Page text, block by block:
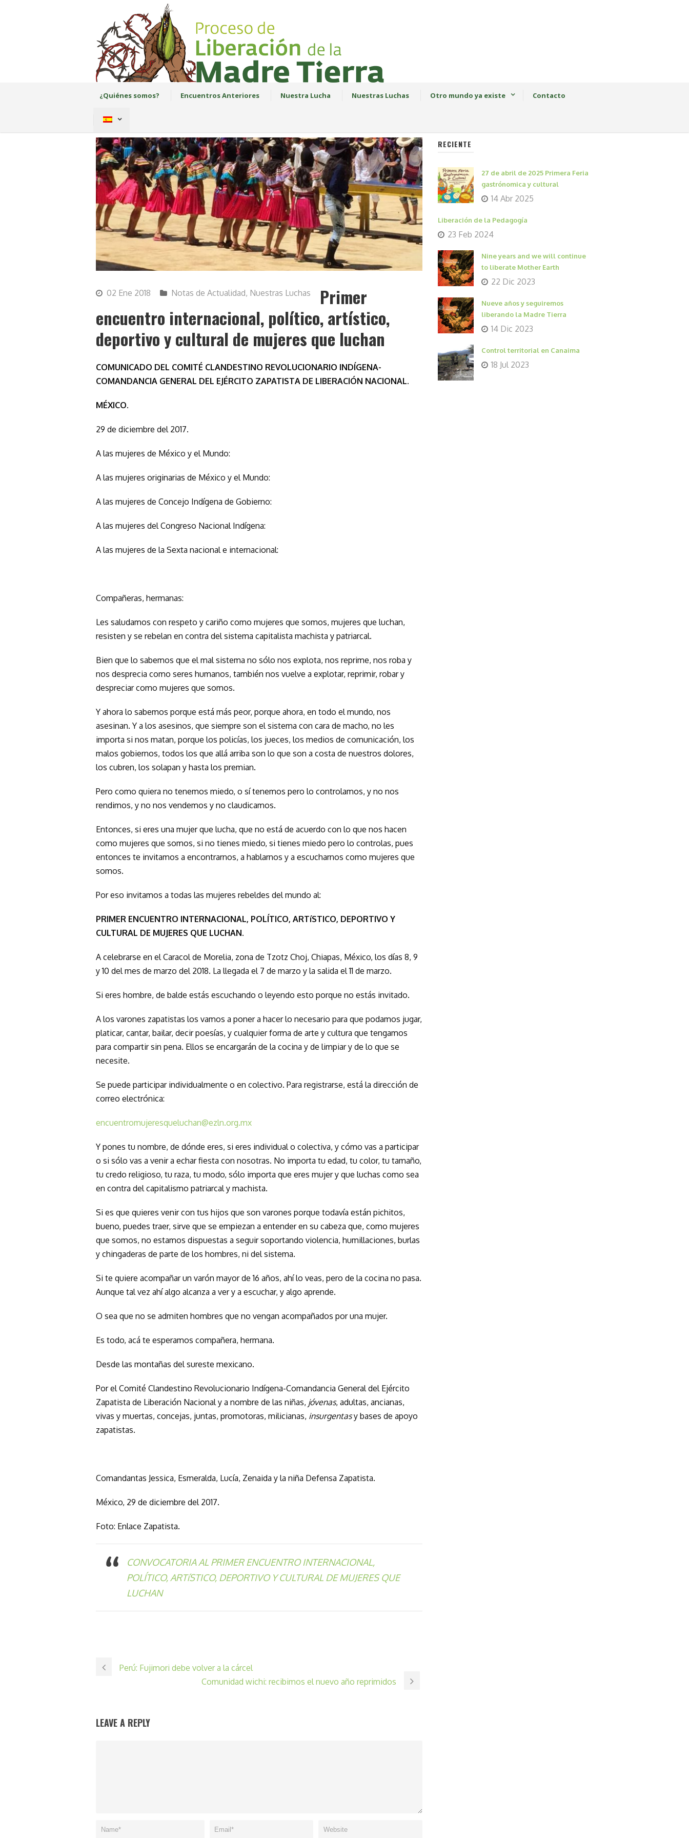
¿Quiénes somos? Encuentros Anteriores Nuestra Lucha Nuestras Luchas Otro mundo ya existe Contacto
02 Ene 2018 Notas de Actualidad, Nuestras Luchas
Primer
encuentro internacional, político, artístico,
deportivo y cultural de mujeres que luchan
COMUNICADO DEL COMITÉ CLANDESTINO REVOLUCIONARIO INDÍGENA-
COMANDANCIA GENERAL DEL EJÉRCITO ZAPATISTA DE LIBERACIÓN NACIONAL.
MÉXICO.
29 de diciembre del 2017.
A las mujeres de México y el Mundo:
A las mujeres originarias de México y el Mundo:
A las mujeres de Concejo Indígena de Gobierno:
A las mujeres del Congreso Nacional Indígena:
A las mujeres de la Sexta nacional e internacional:
Compañeras, hermanas:
Les saludamos con respeto y cariño como mujeres que somos, mujeres que luchan,
resisten y se rebelan en contra del sistema capitalista machista y patriarcal.
Bien que lo sabemos que el mal sistema no sólo nos explota, nos reprime, nos roba y
nos desprecia como seres humanos, también nos vuelve a explotar, reprimir, robar y
despreciar como mujeres que somos.
Y ahora lo sabemos porque está más peor, porque ahora, en todo el mundo, nos
asesinan. Y a los asesinos, que siempre son el sistema con cara de macho, no les
importa si nos matan, porque los policías, los jueces, los medios de comunicación, los
malos gobiernos, todos los que allá arriba son lo que son a costa de nuestros dolores,
los cubren, los solapan y hasta los premian.
Pero como quiera no tenemos miedo, o sí tenemos pero lo controlamos, y no nos
rendimos, y no nos vendemos y no claudicamos.
Entonces, si eres una mujer que lucha, que no está de acuerdo con lo que nos hacen
como mujeres que somos, si no tienes miedo, si tienes miedo pero lo controlas, pues
entonces te invitamos a encontrarnos, a hablarnos y a escucharnos como mujeres que
somos.
Por eso invitamos a todas las mujeres rebeldes del mundo al:
PRIMER ENCUENTRO INTERNACIONAL, POLÍTICO, ARTíSTICO, DEPORTIVO Y
CULTURAL DE MUJERES QUE LUCHAN.
A celebrarse en el Caracol de Morelia, zona de Tzotz Choj, Chiapas, México, los días 8, 9
y 10 del mes de marzo del 2018. La llegada el 7 de marzo y la salida el 11 de marzo.
Si eres hombre, de balde estás escuchando o leyendo esto porque no estás invitado.
A los varones zapatistas los vamos a poner a hacer lo necesario para que podamos jugar,
platicar, cantar, bailar, decir poesías, y cualquier forma de arte y cultura que tengamos
para compartir sin pena. Ellos se encargarán de la cocina y de limpiar y de lo que se
necesite.
Se puede participar individualmente o en colectivo. Para registrarse, está la dirección de
correo electrónica:
encuentromujeresqueluchan@ezln.org.mx
Y pones tu nombre, de dónde eres, si eres individual o colectiva, y cómo vas a participar
o si sólo vas a venir a echar fiesta con nosotras. No importa tu edad, tu color, tu tamaño,
tu credo religioso, tu raza, tu modo, sólo importa que eres mujer y que luchas como sea
en contra del capitalismo patriarcal y machista.
Si es que quieres venir con tus hijos que son varones porque todavía están pichitos,
bueno, puedes traer, sirve que se empiezan a entender en su cabeza que, como mujeres
que somos, no estamos dispuestas a seguir soportando violencia, humillaciones, burlas
y chingaderas de parte de los hombres, ni del sistema.
Si te quiere acompañar un varón mayor de 16 años, ahí lo veas, pero de la cocina no pasa.
Aunque tal vez ahí algo alcanza a ver y a escuchar, y algo aprende.
O sea que no se admiten hombres que no vengan acompañados por una mujer.
Es todo, acá te esperamos compañera, hermana.
Desde las montañas del sureste mexicano.
Por el Comité Clandestino Revolucionario Indígena-Comandancia General del Ejército
Zapatista de Liberación Nacional y a nombre de las niñas, jóvenas, adultas, ancianas,
vivas y muertas, concejas, juntas, promotoras, milicianas, insurgentasy bases de apoyo
zapatistas.
Comandantas Jessica, Esmeralda, Lucía, Zenaida y la niña Defensa Zapatista.
México, 29 de diciembre del 2017.
Foto: Enlace Zapatista.
CONVOCATORIA AL PRIMER ENCUENTRO INTERNACIONAL,
POLÍTICO, ARTíSTICO, DEPORTIVO Y CULTURAL DE MUJERES QUE
LUCHAN
Perú: Fujimori debe volver a la cárcel
Comunidad wichi: recibimos el nuevo año reprimidos
LEAVE A REPLY
RECIENTE
27 de abril de 2025 Primera Feria
gastrónomica y cultural
14 Abr 2025
Liberación de la Pedagogía
23 Feb 2024
Nine years and we will continue
to liberate Mother Earth
22 Dic 2023
Nueve años y seguiremos
liberando la Madre Tierra
14 Dic 2023
Control territorial en Canaima
18 Jul 2023